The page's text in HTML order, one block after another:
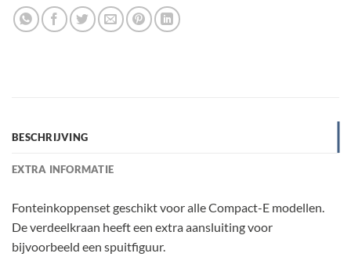
BESCHRIJVING
EXTRA INFORMATIE
Fonteinkoppenset geschikt voor alle Compact-E modellen.
De verdeelkraan heeft een extra aansluiting voor
bijvoorbeeld een spuitfiguur.